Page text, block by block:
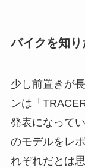
バイクを知り
少し前置きが
ンは「
発表になって
のモデルをレ
れぞれだとは